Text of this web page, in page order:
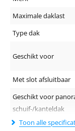
Maximale daklast
Type dak
Geschikt voor
Met slot afsluitbaar
Geschikt voor
schuif-/kanteldak
Geluidsniveau tijdens
Toon alle